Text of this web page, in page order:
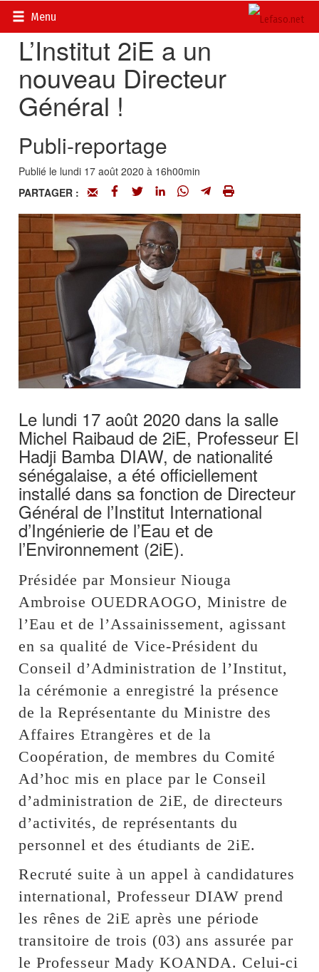
Menu
Accueil>
L’Institut 2iE a un
nouveau Directeur
Général !
Publi-reportage
Publié le lundi 17 août 2020 à 16h00min
PARTAGER :
Le lundi 17 août 2020 dans la salle
Michel Raibaud de 2iE, Professeur El
Hadji Bamba DIAW, de nationalité
sénégalaise, a été officiellement
installé dans sa fonction de Directeur
Général de l’Institut International
d’Ingénierie de l’Eau et de
l’Environnement (2iE).
Présidée par Monsieur Niouga
Ambroise OUEDRAOGO, Ministre de
l’Eau et de l’Assainissement, agissant
en sa qualité de Vice-Président du
Conseil d’Administration de l’Institut,
la cérémonie a enregistré la présence
de la Représentante du Ministre des
Affaires Etrangères et de la
Coopération, de membres du Comité
Ad’hoc mis en place par le Conseil
d’administration de 2iE, de directeurs
d’activités, de représentants du
personnel et des étudiants de 2iE.
Recruté suite à un appel à candidatures
international, Professeur DIAW prend
les rênes de 2iE après une période
transitoire de trois (03) ans assurée par
le Professeur Mady KOANDA. Celui-ci